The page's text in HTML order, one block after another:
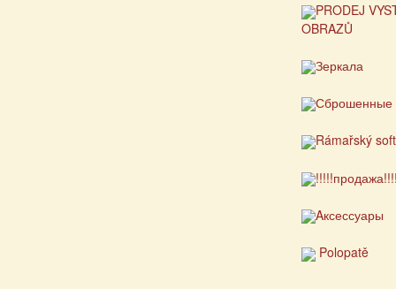
PRODEJ
OBRAZŮ
Зеркала
Сброшенные
Rámařský
Aксессуары
Polopatě